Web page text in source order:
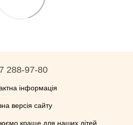
288-97-80
інформація
версія сайту
краще для наших дітей.